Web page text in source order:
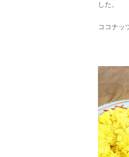
した。
ココナッ